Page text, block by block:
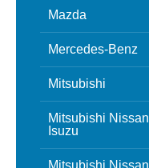
Mazda
Mercedes-Benz
Mitsubishi
Mitsubishi Nissan
Isuzu
Mitsubishi Nissan